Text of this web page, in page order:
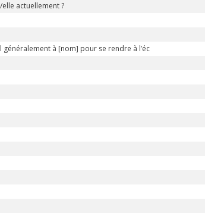
actuellement ?
à [nom] pour se rendre à l’éc